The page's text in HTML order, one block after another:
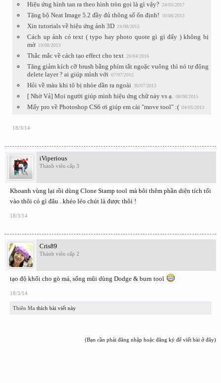
Hiệu ứng hình tan ra theo hình tròn gọi là gì vậy? 24/05/2017
Tặng bộ Neat Image 5.2 đầy đủ thông số ổn định! 10/06/2013
Xin tutorials về hiệu ứng ảnh 3D 24/08/2015
Cách up ảnh có text ( typo hay photo quote gì gì đấy ) không bị
mờ 19/08/2013
Thắc mắc về cách tạo effect cho text 20/04/2016
Tăng giảm kích cỡ brush bằng phím tắt ngoặc vuông thì nó tự động
delete layer ? ai giúp mình với 07/07/2015
Hỏi về màu khi tô bị nhòe dần ra ngoài 30/07/2013
[ Nhờ Vả] Mọi người giúp mình hiệu ứng chữ này vs ạ. 08/08/2015
Mấy pro về Photoshop CS6 ơi giúp em cài "move tool" :( 04/05/2013
18/3/14
iViperious
Thành viên cấp 3
Khoanh vùng lại rồi dùng Clone Stamp tool mà bôi thêm phần diện tích tối
vào thôi có gì đâu . khéo léo chút là được thôi !
18/3/14
Cris89
Thành viên cấp 2
tạo độ khối cho gò má, sống mũi dùng Dodge & burn tool
18/3/14
Thiên Ma thích bài viết này
(Bạn cần phải đăng nhập hoặc đăng ký để viết bài ở đây)